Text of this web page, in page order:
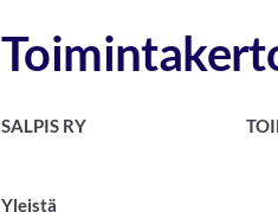
SALPIS RY
Yleistä